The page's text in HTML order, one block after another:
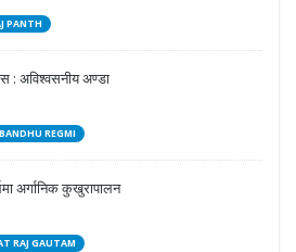
PANTH
: अविश्वसनीय अण्डा
REGMI
अर्गानिक कुखुरापालन
RAJ GAUTAM